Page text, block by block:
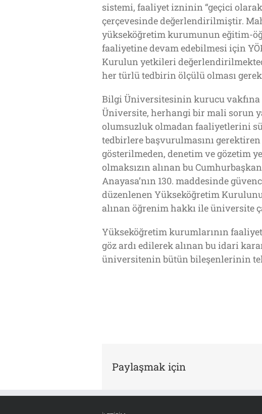
sistemi, faaliyet izninin “geçici
çerçevesinde değerlendirilmiştir.
yükseköğretim kurumunun eğitim-
faaliyetine devam edebilmesi için
Kurulun yetkileri
her türlü tedbirin ölçülü olması
Bilgi Üniversitesinin kurucu vakfına
Üniversite, herhangi bir mali sorun
olumsuzluk olmadan faaliyetlerini
tedbirlere başvurulmasını
gösterilmeden, denetim ve gözetim
olmaksızın alınan bu
Anayasa’nın 130. maddesinde
düzenlenen Yükseköğretim
alınan öğrenim hakkı ile üniversite
Yükseköğretim kurumlarının
göz ardı edilerek alınan bu idari
üniversitenin bütün bileşenlerinin
Paylaşmak için